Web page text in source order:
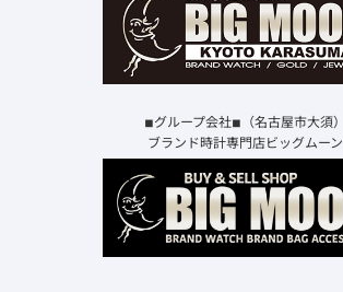
◾︎グループ会社◾︎（名古屋市大須）
ブランド時計専門店ビッグムーン